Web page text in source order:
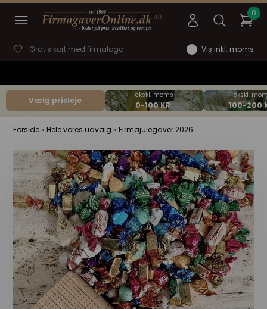
Gratis kort med firmalogo Vis inkl. moms
Vælg prisleje
Forside » Hele vores udvalg » Firmajulegaver 2026